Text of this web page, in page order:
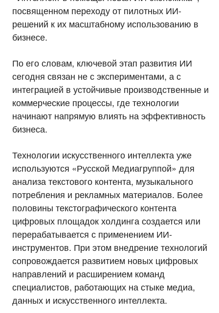
посвященном переходу от пилотных ИИ-
решений к их масштабному использованию в
бизнесе.
По его словам, ключевой этап развития ИИ
сегодня связан не с экспериментами, а с
интеграцией в устойчивые производственные и
коммерческие процессы, где технологии
начинают напрямую влиять на эффективность
бизнеса.
Технологии искусственного интеллекта уже
используются «Русской Медиагруппой» для
анализа текстового контента, музыкального
потребления и рекламных материалов. Более
половины текстографического контента
цифровых площадок холдинга создается или
перерабатывается с применением ИИ-
инструментов. При этом внедрение технологий
сопровождается развитием новых цифровых
направлений и расширением команд
специалистов, работающих на стыке медиа,
данных и искусственного интеллекта.